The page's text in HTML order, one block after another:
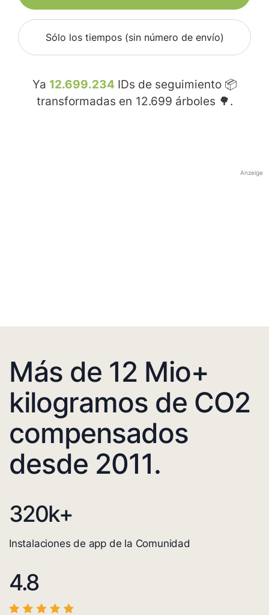
Sólo los tiempos (sin número de envío)
Ya 12.699.234 IDs de seguimiento 📦
transformadas en 12.699 árboles 🌳.
Anzeige
Más de 12 Mio+
kilogramos de CO2
compensados
desde 2011.
320k+
Instalaciones de app de la Comunidad
4.8